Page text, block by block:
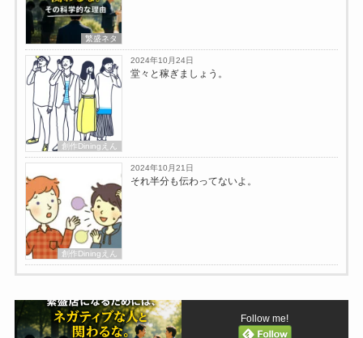
繁盛ネタ
創作Diningえん
2024年10月24日
堂々と稼ぎましょう。
創作Diningえん
2024年10月21日
それ半分も伝わってないよ。
Follow me!